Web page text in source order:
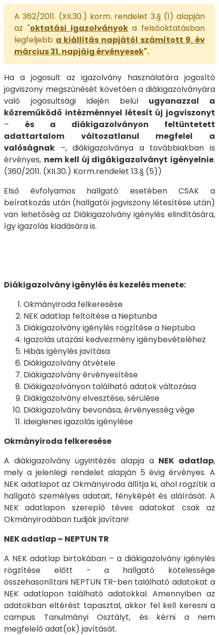
A 362/2011. (XII.30.) korm. rendelet 3.§ (1) alapján
az "oktatási igazolványok a felsőoktatásban
legfeljebb a kiállítás napjától számított 9. év
március 31. napjáig érvényesek".
Ha a jogosult az igazolvány használatára jogosító
jogviszony megszűnését követően a diákigazolványára
való jogosultsági idején belül ugyanazzal a
közreműködő intézménnyel létesít új jogviszonyt
– és a diákigazolványon feltüntetett
adattartalom változatlanul megfelel a
valóságnak –, diákigazolványa a továbbiakban is
érvényes, nem kell új digákigazolványt igényelnie.
(360/2011. (XII.30.) Korm.rendelet 13.§ (5))
Első évfolyamos hallgató esetében CSAK a
beíratkozás után (hallgatói jogviszony létesítése után)
van lehetőség az Diákigazolvány igénylés elindítására,
így igazolás kiadására is.
Diákigazolvány igénylés és kezelés menete:
Okmányiroda felkeresése
NEK adatlap feltöltése a Neptunba
Diákigazolvány igénylés rögzítése a Neptuba
Igazolás utazási kedvezmény igénybevételéhez
Hibás igénylés javítása
Diákigazolvány átvétele
Diákigazolvány érvényesítése
Diákigazolványon található adatok változása
Diákigazolvány elvesztése, sérülése
Diákigazolvány bevonása, érvényesség vége
Ideiglenes igazolás igénylése
Okmányiroda felkeresése
A diákigazolvány ügyintézés alapja a NEK adatlap,
mely a jelenlegi rendelet alapján 5 évig érvényes. A
NEK adatlapot az Okmányiroda állítja ki, ahol rögzítik a
hallgató személyes adatait, fényképét és aláírását. A
NEK adatlapon szereplő téves adatokat csak az
Okmányirodában tudják javítani!
NEK adatlap – NEPTUN TR
A NEK adatlap birtokában – a diákigazolvány igénylés
rögzítése előtt - a hallgató kötelessége
összehasonlítani NEPTUN TR-ben található adatokat a
NEK adatlapon található adatokkal. Amennyiben az
adatokban eltérést tapasztal, akkor fel kell keresni a
campus Tanulmányi Osztályt, és kérni a nem
megfelelő adat(ok) javítását.